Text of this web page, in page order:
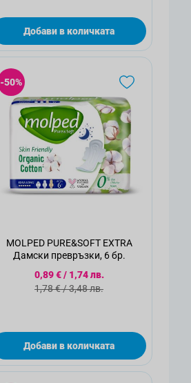
Добави в количката
-50%
MOLPED PURE&SOFT EXTRA
Дамски превръзки, 6 бр.
Специална цена
0,89 €/ 1,74 лв.
Стандартна цена
1,78 €/3,48 лв.
Добави в количката